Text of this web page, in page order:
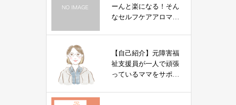
ーんと楽になる！そん
なセルフケアアロマ
【自己紹介】元障害福
祉支援員が一人で頑張
っているママをサポー